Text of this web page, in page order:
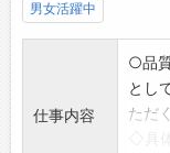
男女活躍中
仕事内容
○品
とし
ただ